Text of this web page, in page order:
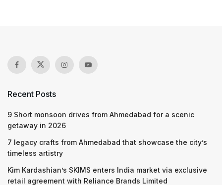
Recent Posts
9 Short monsoon drives from Ahmedabad for a scenic
getaway in 2026
7 legacy crafts from Ahmedabad that showcase the city’s
timeless artistry
Kim Kardashian’s SKIMS enters India market via exclusive
retail agreement with Reliance Brands Limited